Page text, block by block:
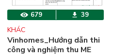
679 39
KHÁC
Vinhomes_Hướng dẫn thi
công và nghiệm thu ME